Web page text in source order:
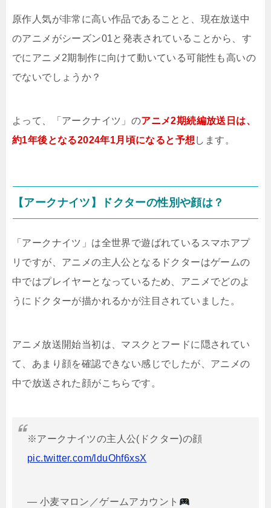
原作人気が非常に高い作品であることと、現在放送中
のアニメがシーズン01と発表されていることから、す
でにアニメ2期制作に向けて動いている可能性も高いの
でないでしょうか？
よって、「アークナイツ」のアニメ2期続編放送日は、
約1年後となる2024年1月頃になると予想 します。
【アークナイツ】ドクターの性別や顔は？
「アークナイツ」は全世界で遊ばれているスマホアプ
リですが、アニメの主人公となるドクターはゲームの
中ではプレイヤーとなっているため、アニメでどのよ
うにドクターが描かれるかが注目されていました。
アニメ放送開始当初は、マスクとフードに隠されてい
て、あまり顔を確認できない感じでしたが、アニメの
中で放送された顔がこちらです。
※アークナイツの主人公(ドクター)の顔
pic.twitter.com/lduOhf6xsX
— 小麦マロン／ゲームアカウント